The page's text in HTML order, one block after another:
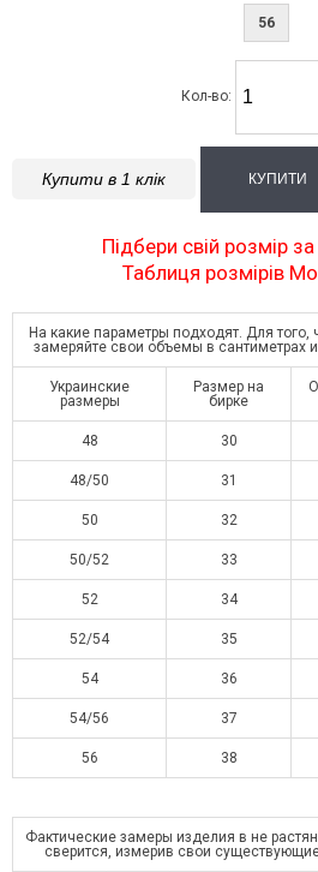
56
Кол-во:
Купити в 1 клік
Підбери свій розмір
Таблиця розмірів
На какие параметры подходят. Для того,
замеряйте свои объемы в сантиметрах
Украинские
размеры
Размер на
бирке
48 30
48/50 31
50 32
50/52 33
52 34
52/54 35
54 36
54/56 37
56 38
Фактические замеры изделия в не
сверится, измерив свои